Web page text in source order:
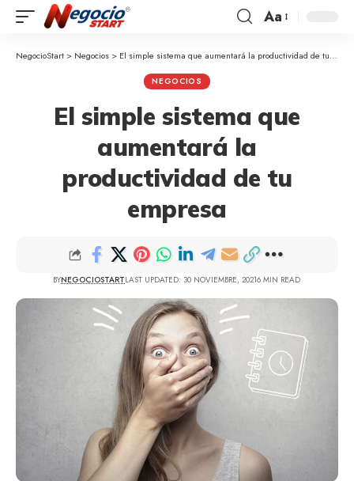
Aa
NegocioStart > Negocios > El simple sistema que aumentará la productividad de tu empresa
NEGOCIOS
El simple sistema que
aumentará la
productividad de tu
empresa
BYNEGOCIOSTARTLAST UPDATED: 30 NOVIEMBRE, 20216 MIN READ